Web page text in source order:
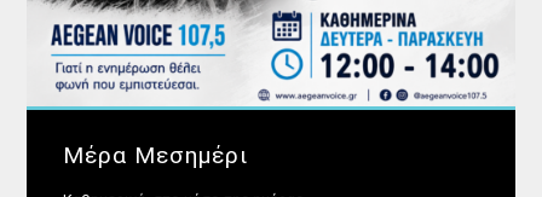
Μέρα Μεσημέρι